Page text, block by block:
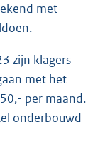
met
zijn klagers
met het
per maand.
onderbouwd